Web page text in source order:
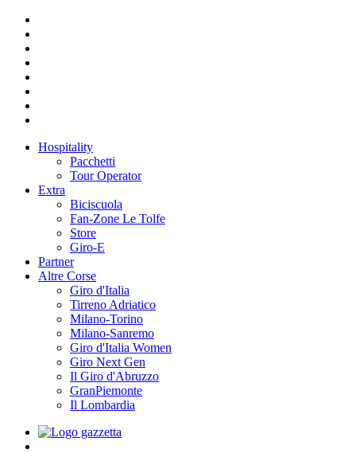
Hospitality
Pacchetti
Tour Operator
Extra
Biciscuola
Fan-Zone Le Tolfe
Store
Giro-E
Partner
Altre Corse
Giro d'Italia
Tirreno Adriatico
Milano-Torino
Milano-Sanremo
Giro d'Italia Women
Giro Next Gen
Il Giro d'Abruzzo
GranPiemonte
Il Lombardia